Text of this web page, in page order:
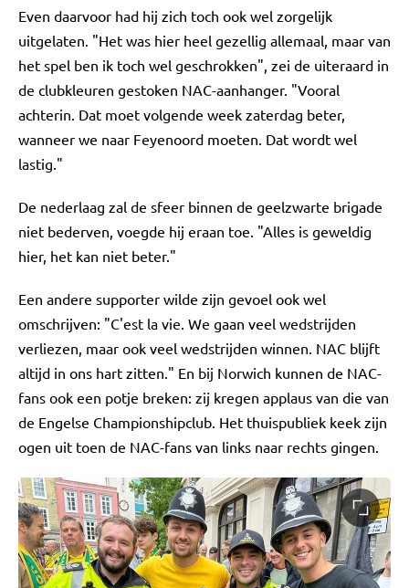
Even daarvoor had hij zich toch ook wel zorgelijk
uitgelaten. "Het was hier heel gezellig allemaal, maar van
het spel ben ik toch wel geschrokken", zei de uiteraard in
de clubkleuren gestoken NAC-aanhanger. "Vooral
achterin. Dat moet volgende week zaterdag beter,
wanneer we naar Feyenoord moeten. Dat wordt wel
lastig."
De nederlaag zal de sfeer binnen de geelzwarte brigade
niet bederven, voegde hij eraan toe. "Alles is geweldig
hier, het kan niet beter."
Een andere supporter wilde zijn gevoel ook wel
omschrijven: "C'est la vie. We gaan veel wedstrijden
verliezen, maar ook veel wedstrijden winnen. NAC blijft
altijd in ons hart zitten." En bij Norwich kunnen de NAC-
fans ook een potje breken: zij kregen applaus van die van
de Engelse Championshipclub. Het thuispubliek keek zijn
ogen uit toen de NAC-fans van links naar rechts gingen.